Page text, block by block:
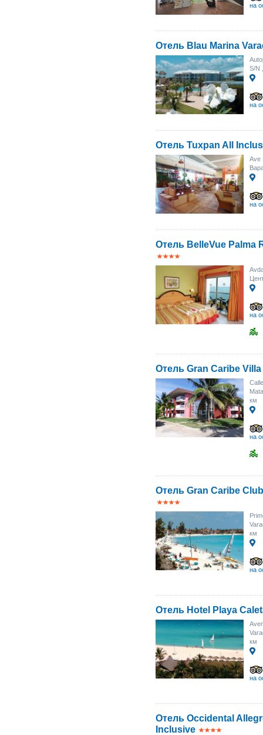
на
Отель Blau Marina
S/N
на
Отель Tuxpan All
Ave
на
Отель BelleVue Palma
на
Отель Gran Caribe
км
на
Отель Gran Caribe
км
на
Отель Hotel Playa
км
на
Отель Occidental
Inclusive